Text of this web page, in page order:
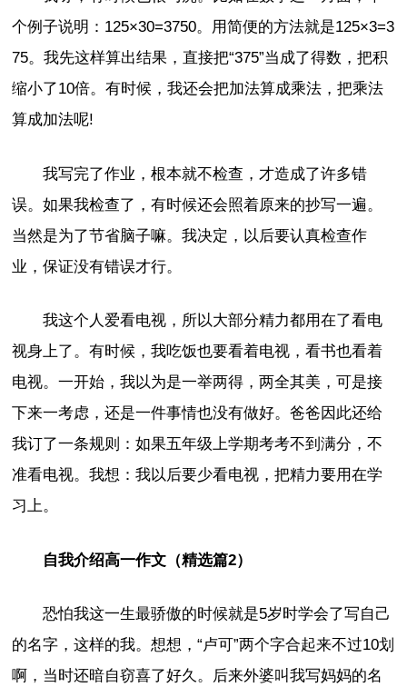
个例子说明：125×30=3750。用简便的方法就是125×3=3
75。我先这样算出结果，直接把“375”当成了得数，把积
缩小了10倍。有时候，我还会把加法算成乘法，把乘法
算成加法呢!
我写完了作业，根本就不检查，才造成了许多错
误。如果我检查了，有时候还会照着原来的抄写一遍。
当然是为了节省脑子嘛。我决定，以后要认真检查作
业，保证没有错误才行。
我这个人爱看电视，所以大部分精力都用在了看电
视身上了。有时候，我吃饭也要看着电视，看书也看着
电视。一开始，我以为是一举两得，两全其美，可是接
下来一考虑，还是一件事情也没有做好。爸爸因此还给
我订了一条规则：如果五年级上学期考考不到满分，不
准看电视。我想：我以后要少看电视，把精力要用在学
习上。
自我介绍高一作文（精选篇2）
恐怕我这一生最骄傲的时候就是5岁时学会了写自己
的名字，这样的我。想想，“卢可”两个字合起来不过10划
啊，当时还暗自窃喜了好久。后来外婆叫我写妈妈的名